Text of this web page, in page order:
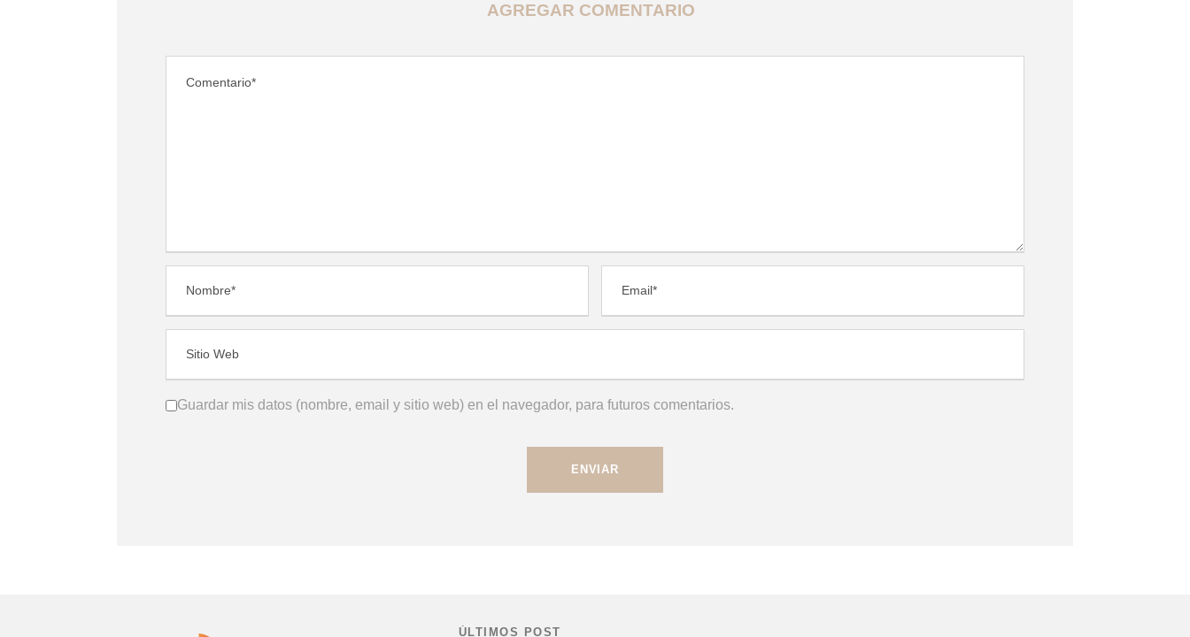
AGREGAR COMENTARIO
Guardar mis datos (nombre, email y sitio web) en el navegador, para futuros comentarios.
ÚLTIMOS POST